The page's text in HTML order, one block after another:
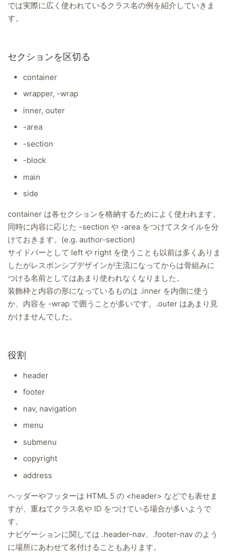
では実際に広く使われているクラス名の例を紹介していきま
す。
セクションを区切る
container
wrapper, -wrap
inner, outer
-area
-section
-block
main
side
container は各セクションを格納するためによく使われます。
同時に内容に応じた -section や -area をつけてスタイルを分
けておきます。(e.g. author-section)
サイドバーとして left や right を使うことも以前は多くありま
したがレスポンシブデザインが主流になってからは骨組みに
つける名前としてはあまり使われなくなりました。
装飾枠と内容の形になっているものは .inner を内側に使う
か、内容を -wrap で囲うことが多いです。.outer はあまり見
かけませんでした。
役割
header
footer
nav, navigation
menu
submenu
copyright
address
ヘッダーやフッターは HTML 5 の <header> などでも表せま
すが、重ねてクラス名や ID をつけている場合が多いようで
す。
ナビゲーションに関しては .header-nav、.footer-nav のよう
に場所にあわせて名付けることもあります。